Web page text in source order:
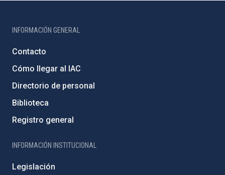
INFORMACIÓN GENERAL
Contacto
Cómo llegar al IAC
Directorio de personal
Biblioteca
Registro general
INFORMACIÓN INSTITUCIONAL
Legislación